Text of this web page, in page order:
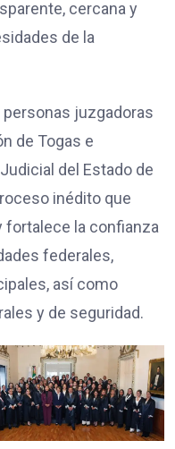
cercana y
de la
juzgadoras
de Togas e
del Estado de
inédito que
fortalece la confianza
federales,
así como
y de seguridad.